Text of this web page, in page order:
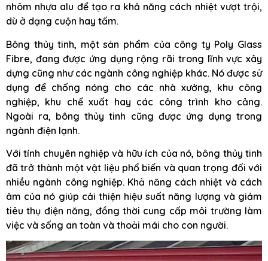
nhôm nhựa alu để tạo ra khả năng cách nhiệt vượt trội,
dù ở dạng cuộn hay tấm.
Bông thủy tinh, một sản phẩm của công ty Poly Glass
Fibre, đang được ứng dụng rộng rãi trong lĩnh vực xây
dựng cũng như các ngành công nghiệp khác. Nó được sử
dụng để chống nóng cho các nhà xưởng, khu công
nghiệp, khu chế xuất hay các công trình kho cảng.
Ngoài ra, bông thủy tinh cũng được ứng dụng trong
ngành điện lạnh.
Với tính chuyên nghiệp và hữu ích của nó, bông thủy tinh
đã trở thành một vật liệu phổ biến và quan trọng đối với
nhiều ngành công nghiệp. Khả năng cách nhiệt và cách
âm của nó giúp cải thiện hiệu suất năng lượng và giảm
tiêu thụ điện năng, đồng thời cung cấp môi trường làm
việc và sống an toàn và thoải mái cho con người.